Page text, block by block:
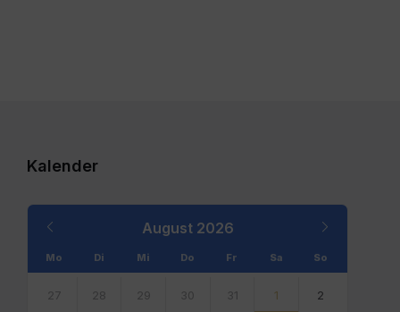
Kalender
August 2026
Month
Mo Di Mi Do Fr Sa So
calendar
27 28 29 30 31 1 2